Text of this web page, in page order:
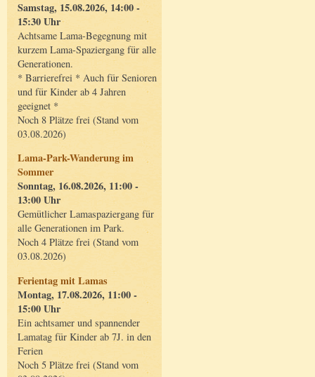
Samstag, 15.08.2026, 14:00 -
15:30 Uhr
Achtsame Lama-Begegnung mit
kurzem Lama-Spaziergang für alle
Generationen.
* Barrierefrei * Auch für Senioren
und für Kinder ab 4 Jahren
geeignet *
Noch 8 Plätze frei (Stand vom
03.08.2026)
Lama-Park-Wanderung im
Sommer
Sonntag, 16.08.2026, 11:00 -
13:00 Uhr
Gemütlicher Lamaspaziergang für
alle Generationen im Park.
Noch 4 Plätze frei (Stand vom
03.08.2026)
Ferientag mit Lamas
Montag, 17.08.2026, 11:00 -
15:00 Uhr
Ein achtsamer und spannender
Lamatag für Kinder ab 7J. in den
Ferien
Noch 5 Plätze frei (Stand vom